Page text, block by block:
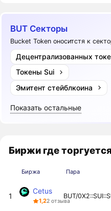
BUT Секторы
Bucket Token оноситстя к
Децентрализованных
Токены Sui
Эмитент стейблкоина
Показать остальные
Биржи где
Биржа Пара
1
Cetus
1,22 отзыва
BUT/